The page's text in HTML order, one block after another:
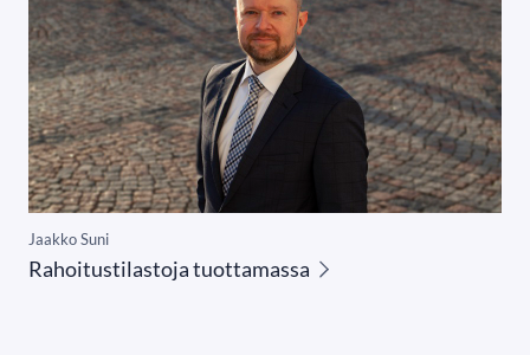
Jaakko Suni
Rahoitustilastoja tuottamassa